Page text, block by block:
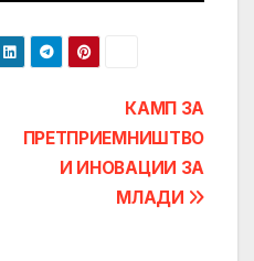
КАМП ЗА
ПРЕТПРИЕМНИШТВО
И ИНОВАЦИИ ЗА
МЛАДИ